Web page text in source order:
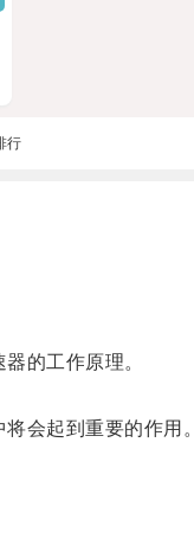
行
的工作原理。
会起到重要的作用。